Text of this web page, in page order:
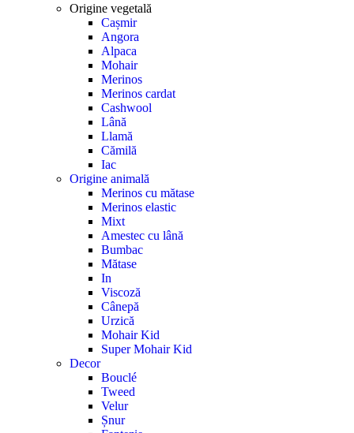
Origine vegetală
Cașmir
Angora
Alpaca
Mohair
Merinos
Merinos cardat
Cashwool
Lână
Llamă
Cămilă
Iac
Origine animală
Merinos cu mătase
Merinos elastic
Mixt
Amestec cu lână
Bumbac
Mătase
In
Viscoză
Cânepă
Urzică
Mohair Kid
Super Mohair Kid
Decor
Bouclé
Tweed
Velur
Șnur